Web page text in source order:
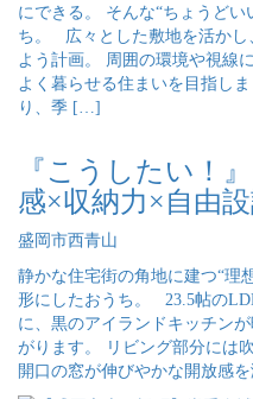
にできる。 そんな“ちょうどい
ち。 広々とした敷地を活かし
よう計画。 周囲の環境や視線
よく暮らせる住まいを目指し
り、季 […]
『こうしたい！
感×収納力×自由設
盛岡市西青山
静かな住宅街の角地に建つ“理
形にしたおうち。 23.5帖の
に、黒のアイランドキッチン
がります。 リビング部分には
開口の窓が伸びやかな開放感